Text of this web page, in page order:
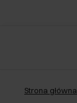
Strona główna